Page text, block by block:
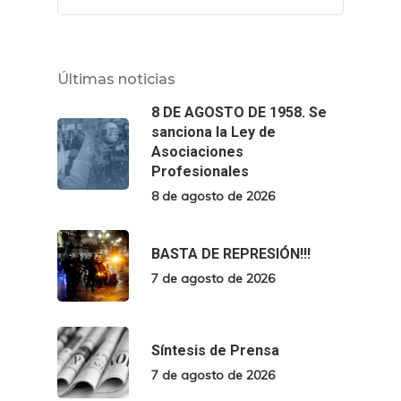
Últimas noticias
8 DE AGOSTO DE 1958. Se
sanciona la Ley de
Asociaciones
Profesionales
8 de agosto de 2026
BASTA DE REPRESIÓN!!!
7 de agosto de 2026
Síntesis de Prensa
7 de agosto de 2026